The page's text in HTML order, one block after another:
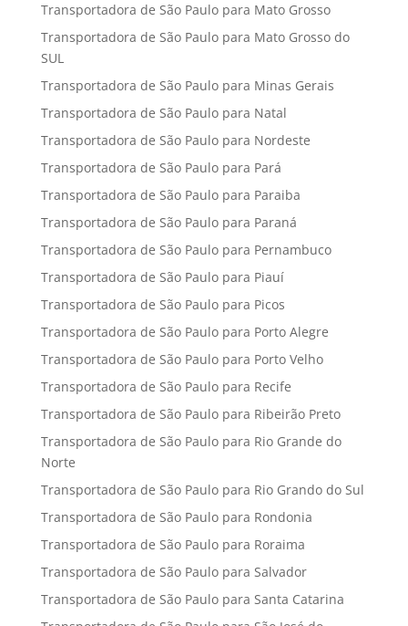
Transportadora de São Paulo para Mato Grosso
Transportadora de São Paulo para Mato Grosso do
SUL
Transportadora de São Paulo para Minas Gerais
Transportadora de São Paulo para Natal
Transportadora de São Paulo para Nordeste
Transportadora de São Paulo para Pará
Transportadora de São Paulo para Paraiba
Transportadora de São Paulo para Paraná
Transportadora de São Paulo para Pernambuco
Transportadora de São Paulo para Piauí
Transportadora de São Paulo para Picos
Transportadora de São Paulo para Porto Alegre
Transportadora de São Paulo para Porto Velho
Transportadora de São Paulo para Recife
Transportadora de São Paulo para Ribeirão Preto
Transportadora de São Paulo para Rio Grande do
Norte
Transportadora de São Paulo para Rio Grando do Sul
Transportadora de São Paulo para Rondonia
Transportadora de São Paulo para Roraima
Transportadora de São Paulo para Salvador
Transportadora de São Paulo para Santa Catarina